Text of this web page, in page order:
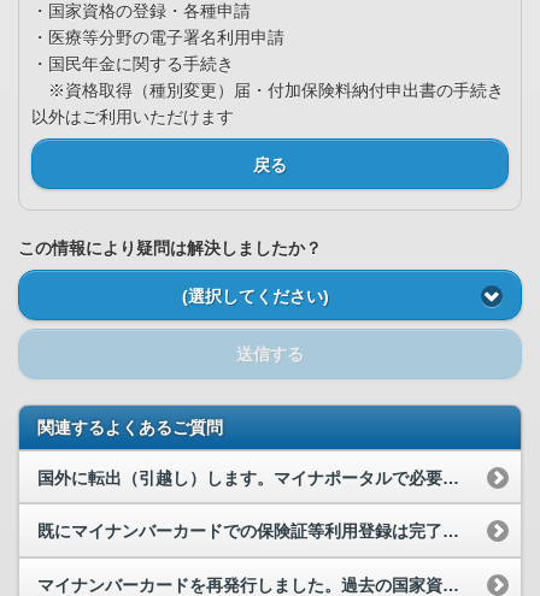
・国家資格の登録・各種申請
・医療等分野の電子署名利用申請
・国民年金に関する手続き
※資格取得（種別変更）届・付加保険料納付申出書の手続き
以外はご利用いただけます
戻る
この情報により疑問は解決しましたか？
(選択してください)
送信する
関連するよくあるご質問
国外に転出（引越し）します。マイナポータルで必要な手続はありますか。
既にマイナンバーカードでの保険証等利用登録は完了していますが、就職や転職、退職等により、健康保...
マイナンバーカードを再発行しました。過去の国家資格の登録・各種申請の手続きは確認できますか。